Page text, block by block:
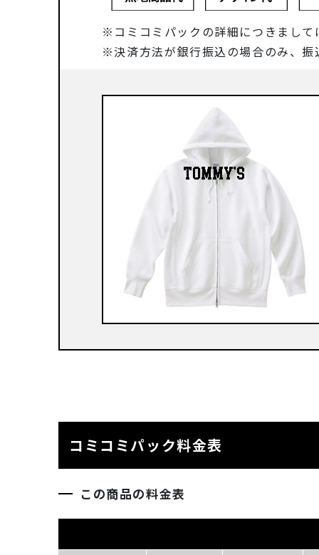
コミコミパックの詳細につきまして
決済方法が銀行振込の場合のみ、
コミコミパック料金表
この商品の料金表